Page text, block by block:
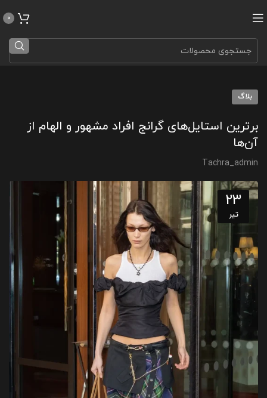
0
بلاگ
برترین استایل‌های گرانج افراد مشهور و الهام از
آن‌ها
Tachra_admin
23
تیر